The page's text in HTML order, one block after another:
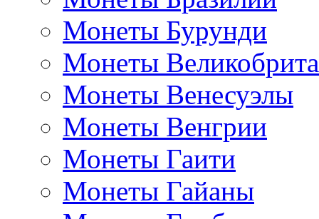
Монеты Бурунди
Монеты
Монеты Венесуэлы
Монеты Венгрии
Монеты Гаити
Монеты Гайаны